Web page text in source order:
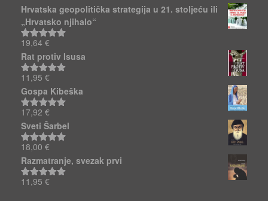
Hrvatska geopolitička strategija u 21. stoljeću ili
„Hrvatsko njihalo“
Ocjenjeno
5.00 od 5
19,64 €
Rat protiv Isusa
Ocjenjeno
5.00od 5
11,95 €
Gospa Kibeška
Ocjenjeno
5.00 od 5
17,92 €
Sveti Šarbel
Ocjenjeno
5.00od 5
18,00 €
Razmatranje, svezak prvi
Ocjenjeno
11,95 €